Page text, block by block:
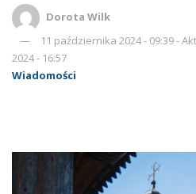
Dorota Wilk
11 października 2024 - 09:39 -
2024 - 16:57
Wiadomości